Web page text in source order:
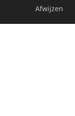
Afwijzen